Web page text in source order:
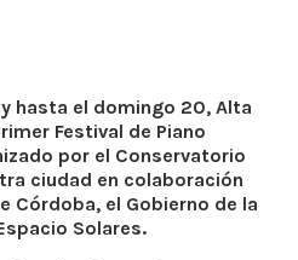
hasta el domingo 20, Alta
Festival de Piano
por el Conservatorio
ciudad en colaboración
Córdoba, el Gobierno de la
Solares.